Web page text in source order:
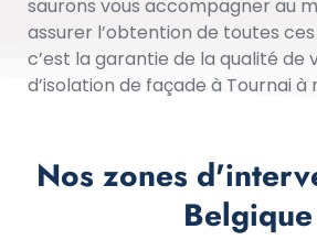
saurons vous accompagner au
assurer l’obtention de toutes ces
c’est la garantie de la qualité de
d’isolation de façade à Tournai à
Nos zones
Belgique